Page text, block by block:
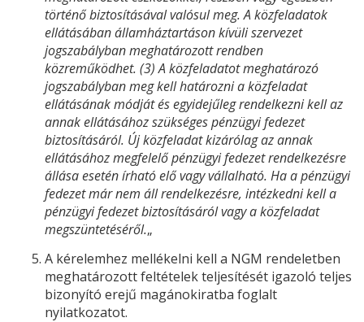
történő biztosításával valósul meg. A közfeladatok
ellátásában államháztartáson kívüli szervezet
jogszabályban meghatározott rendben
közreműködhet. (3) A közfeladatot meghatározó
jogszabályban meg kell határozni a közfeladat
ellátásának módját és egyidejűleg rendelkezni kell az
annak ellátásához szükséges pénzügyi fedezet
biztosításáról. Új közfeladat kizárólag az annak
ellátásához megfelelő pénzügyi fedezet rendelkezésre
állása esetén írható elő vagy vállalható. Ha a pénzügyi
fedezet már nem áll rendelkezésre, intézkedni kell a
pénzügyi fedezet biztosításáról vagy a közfeladat
megszüntetéséről.„
A kérelemhez mellékelni kell a NGM rendeletben
meghatározott feltételek teljesítését igazoló teljes
bizonyító erejű magánokiratba foglalt
nyilatkozatot.